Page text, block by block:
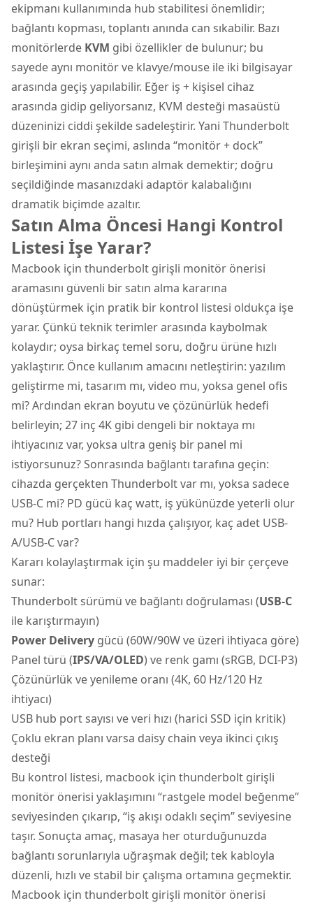
ekipmanı kullanımında hub stabilitesi önemlidir;
bağlantı kopması, toplantı anında can sıkabilir. Bazı
monitörlerde KVM gibi özellikler de bulunur; bu
sayede aynı monitör ve klavye/mouse ile iki bilgisayar
arasında geçiş yapılabilir. Eğer iş + kişisel cihaz
arasında gidip geliyorsanız, KVM desteği masaüstü
düzeninizi ciddi şekilde sadeleştirir. Yani Thunderbolt
girişli bir ekran seçimi, aslında “monitör + dock”
birleşimini aynı anda satın almak demektir; doğru
seçildiğinde masanızdaki adaptör kalabalığını
dramatik biçimde azaltır.
Satın Alma Öncesi Hangi Kontrol
Listesi İşe Yarar?
Macbook için thunderbolt girişli monitör önerisi
aramasını güvenli bir satın alma kararına
dönüştürmek için pratik bir kontrol listesi oldukça işe
yarar. Çünkü teknik terimler arasında kaybolmak
kolaydır; oysa birkaç temel soru, doğru ürüne hızlı
yaklaştırır. Önce kullanım amacını netleştirin: yazılım
geliştirme mi, tasarım mı, video mu, yoksa genel ofis
mi? Ardından ekran boyutu ve çözünürlük hedefi
belirleyin; 27 inç 4K gibi dengeli bir noktaya mı
ihtiyacınız var, yoksa ultra geniş bir panel mi
istiyorsunuz? Sonrasında bağlantı tarafına geçin:
cihazda gerçekten Thunderbolt var mı, yoksa sadece
USB-C mi? PD gücü kaç watt, iş yükünüzde yeterli olur
mu? Hub portları hangi hızda çalışıyor, kaç adet USB-
A/USB-C var?
Kararı kolaylaştırmak için şu maddeler iyi bir çerçeve
sunar:
Thunderbolt sürümü ve bağlantı doğrulaması (USB-C
ile karıştırmayın)
Power Delivery gücü (60W/90W ve üzeri ihtiyaca göre)
Panel türü (IPS/VA/OLED) ve renk gamı (sRGB, DCI-P3)
Çözünürlük ve yenileme oranı (4K, 60 Hz/120 Hz
ihtiyacı)
USB hub port sayısı ve veri hızı (harici SSD için kritik)
Çoklu ekran planı varsa daisy chain veya ikinci çıkış
desteği
Bu kontrol listesi, macbook için thunderbolt girişli
monitör önerisi yaklaşımını “rastgele model beğenme”
seviyesinden çıkarıp, “iş akışı odaklı seçim” seviyesine
taşır. Sonuçta amaç, masaya her oturduğunuzda
bağlantı sorunlarıyla uğraşmak değil; tek kabloyla
düzenli, hızlı ve stabil bir çalışma ortamına geçmektir.
Macbook için thunderbolt girişli monitör önerisi